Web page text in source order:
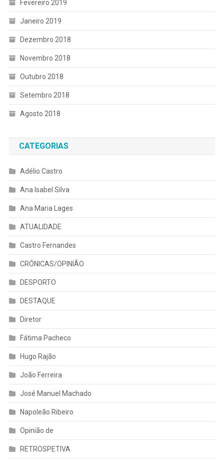
Fevereiro 2019
Janeiro 2019
Dezembro 2018
Novembro 2018
Outubro 2018
Setembro 2018
Agosto 2018
CATEGORIAS
Adélio Castro
Ana Isabel Silva
Ana Maria Lages
ATUALIDADE
Castro Fernandes
CRÓNICAS/OPINIÃO
DESPORTO
DESTAQUE
Diretor
Fátima Pacheco
Hugo Rajão
João Ferreira
José Manuel Machado
Napoleão Ribeiro
Opinião de
RETROSPETIVA